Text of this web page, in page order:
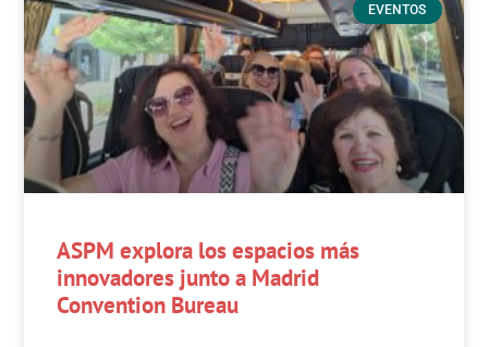
EVENTOS
ASPM explora los espacios más
innovadores junto a Madrid
Convention Bureau